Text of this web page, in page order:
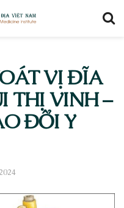
VỊ ĐĨA
THỊ VINH –
ĐỔI Y